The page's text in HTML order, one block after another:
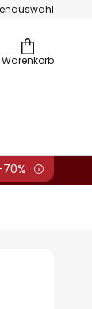
Warenkorb